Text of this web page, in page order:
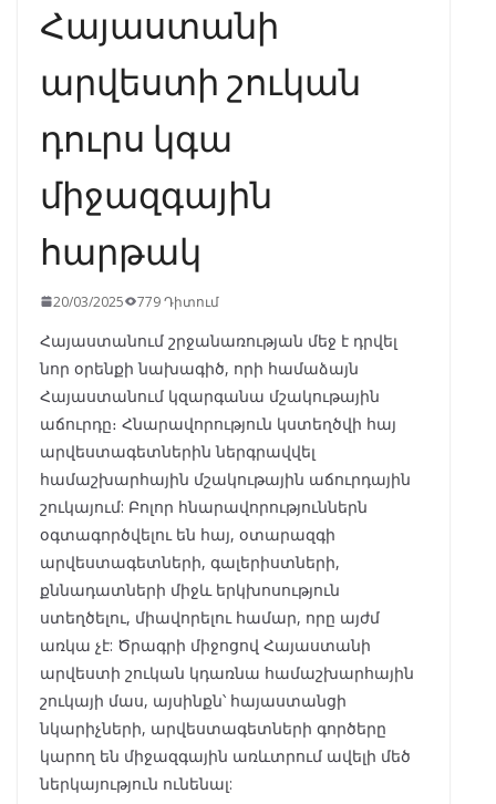
Հայաստանի
արվեստի շուկան
դուրս կգա
միջազգային
հարթակ
20/03/2025 779 Դիտում
Հայաստանում շրջանառության մեջ է դրվել
նոր օրենքի նախագիծ, որի համաձայն
Հայաստանում կզարգանա մշակութային
աճուրդը։ Հնարավորություն կստեղծվի հայ
արվեստագետներին ներգրավվել
համաշխարհային մշակութային աճուրդային
շուկայում: Բոլոր հնարավորություններն
օգտագործվելու են հայ, օտարազգի
արվեստագետների, գալերիստների,
քննադատների միջև երկխոսություն
ստեղծելու, միավորելու համար, որը այժմ
առկա չէ: Ծրագրի միջոցով Հայաստանի
արվեստի շուկան կդառնա համաշխարհային
շուկայի մաս, այսինքն՝ հայաստանցի
նկարիչների, արվեստագետների գործերը
կարող են միջազգային առևտրում ավելի մեծ
ներկայություն ունենալ: